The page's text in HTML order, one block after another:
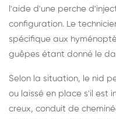
l'aide d'une perche
configuration. Le
spécifique aux
guêpes étant donné le
Selon la situation, le nid
ou laissé en place s'il est
creux, conduit de